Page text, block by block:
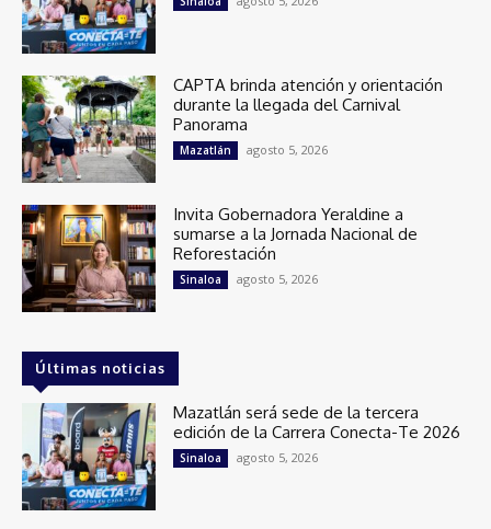
CAPTA brinda atención y orientación
durante la llegada del Carnival
Panorama
Mazatlán agosto 5, 2026
Invita Gobernadora Yeraldine a
sumarse a la Jornada Nacional de
Reforestación
Sinaloa agosto 5, 2026
Últimas noticias
Mazatlán será sede de la tercera
edición de la Carrera Conecta-Te 2026
Sinaloa agosto 5, 2026